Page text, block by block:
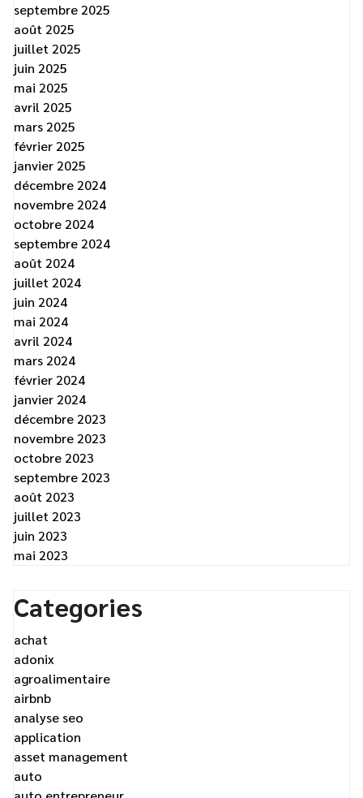
septembre 2025
août 2025
juillet 2025
juin 2025
mai 2025
avril 2025
mars 2025
février 2025
janvier 2025
décembre 2024
novembre 2024
octobre 2024
septembre 2024
août 2024
juillet 2024
juin 2024
mai 2024
avril 2024
mars 2024
février 2024
janvier 2024
décembre 2023
novembre 2023
octobre 2023
septembre 2023
août 2023
juillet 2023
juin 2023
mai 2023
Categories
achat
adonix
agroalimentaire
airbnb
analyse seo
application
asset management
auto